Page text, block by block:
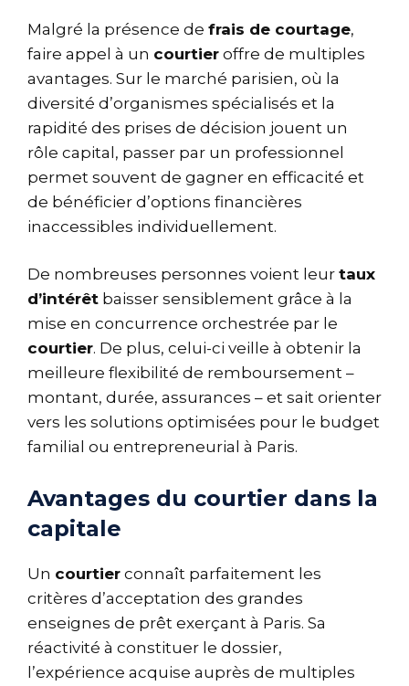
Malgré la présence de frais de courtage,
faire appel à un courtier offre de multiples
avantages. Sur le marché parisien, où la
diversité d’organismes spécialisés et la
rapidité des prises de décision jouent un
rôle capital, passer par un professionnel
permet souvent de gagner en efficacité et
de bénéficier d’options financières
inaccessibles individuellement.
De nombreuses personnes voient leur taux
d’intérêt baisser sensiblement grâce à la
mise en concurrence orchestrée par le
courtier. De plus, celui-ci veille à obtenir la
meilleure flexibilité de remboursement –
montant, durée, assurances – et sait orienter
vers les solutions optimisées pour le budget
familial ou entrepreneurial à Paris.
Avantages du courtier dans la
capitale
Un courtier connaît parfaitement les
critères d’acceptation des grandes
enseignes de prêt exerçant à Paris. Sa
réactivité à constituer le dossier,
l’expérience acquise auprès de multiples